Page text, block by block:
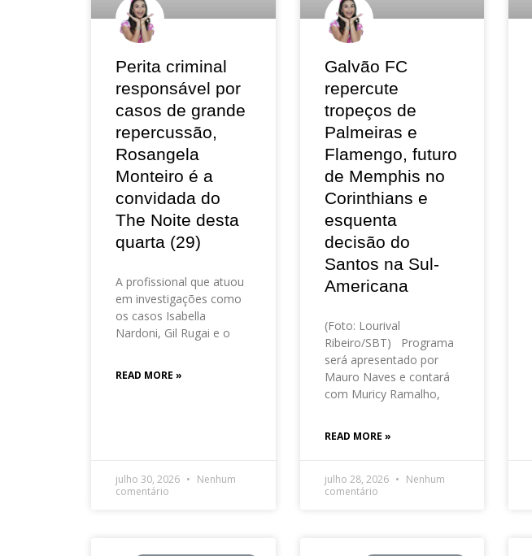
Perita criminal
responsável por
casos de grande
repercussão,
Rosangela
Monteiro é a
convidada do
The Noite desta
quarta (29)
A profissional que atuou
em investigações como
os casos Isabella
Nardoni, Gil Rugai e o
READ MORE »
julho 30, 2026
Nenhum
comentário
Galvão FC
repercute
tropeços de
Palmeiras e
Flamengo, futuro
de Memphis no
Corinthians e
esquenta
decisão do
Santos na Sul-
Americana
(Foto: Lourival
Ribeiro/SBT) Programa
será apresentado por
Mauro Naves e contará
com Muricy Ramalho,
READ MORE »
julho 28, 2026
Nenhum
comentário